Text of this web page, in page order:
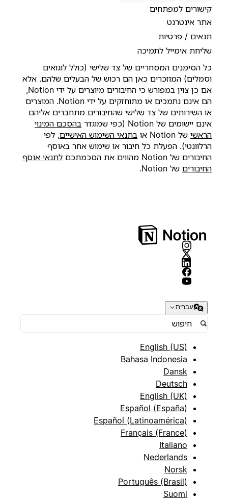
קישורים למפתחים
אתר אינטרנט
תנאים / פרטיות
שליחת אימייל לתמיכה
כל הסימנים המסחריים של צד שלישי (כולל לוגואים
וסמלים) המוזכרים כאן הם רכוש של הבעלים שלהם. אלא
אם כן צוין במפורש כי החיבורים מיוצרים על ידי Notion,
הם אינם נתמכים או מתוחזקים על ידי Notion. המוצרים
או השירותים של צד שלישי שהחיבורים מתחברים אליהם
אינם יישומים של Notion (כפי שמוגדר‏
בהסכם המינוי
הראשי של Notion או בתנאי השימוש האישיים, לפי
הרלוונטי). הפעלת כל חיבור או שימוש אחר באוסף
החיבורים של Notion מהווים את הסכמתכם
לתנאי אוסף
החיבורים של Notion.
עברית
English (US)
Bahasa Indonesia
Dansk
Deutsch
English (UK)
Español (España)
Español (Latinoamérica)
Français (France)
Italiano
Nederlands
Norsk
Português (Brasil)
Suomi